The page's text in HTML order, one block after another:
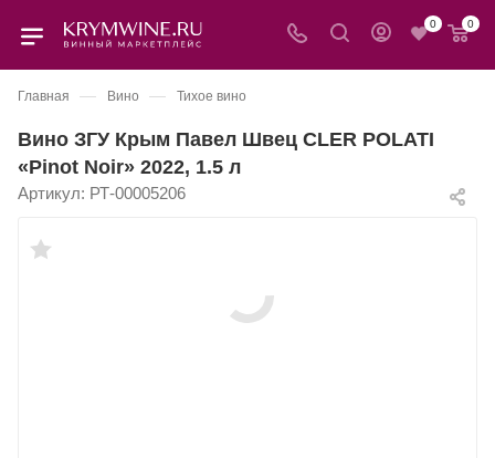
0 0
Главная — Вино — Тихое вино
Вино ЗГУ Крым Павел Швец CLER POLATI
«Pinot Noir» 2022, 1.5 л
Артикул: РТ-00005206